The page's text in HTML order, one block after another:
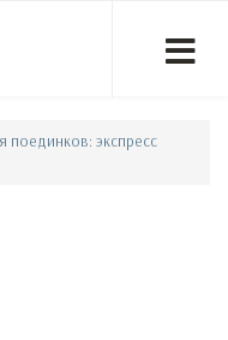
поединков: экспресс